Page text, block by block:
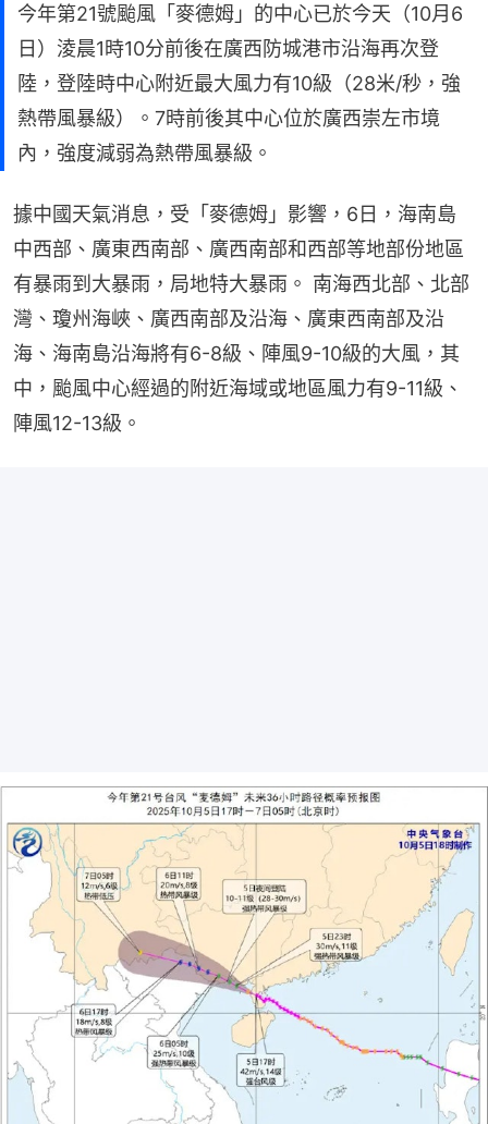
今年第21號颱風「麥德姆」的中心已於今天（10月6
日）淩晨1時10分前後在廣西防城港市沿海再次登
陸，登陸時中心附近最大風力有10級（28米/秒，強
熱帶風暴級）。7時前後其中心位於廣西崇左市境
內，強度減弱為熱帶風暴級。
據中國天氣消息，受「麥德姆」影響，6日，海南島
中西部、廣東西南部、廣西南部和西部等地部份地區
有暴雨到大暴雨，局地特大暴雨。 南海西北部、北部
灣、瓊州海峽、廣西南部及沿海、廣東西南部及沿
海、海南島沿海將有6-8級、陣風9-10級的大風，其
中，颱風中心經過的附近海域或地區風力有9-11級、
陣風12-13級。